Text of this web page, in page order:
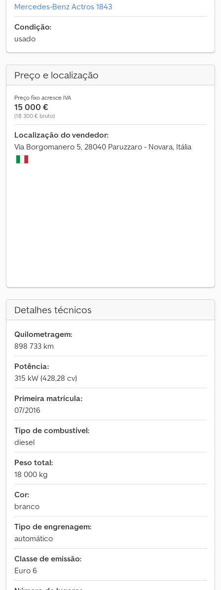
Mercedes-Benz Actros 1843
Condição:
usado
Preço e localização
Preço fixo acresce IVA
15 000 €
(18 300 € bruto)
Localização do vendedor:
Via Borgomanero 5, 28040 Paruzzaro - Novara, Itália
Detalhes técnicos
Quilometragem:
898 733 km
Potência:
315 kW (428,28 cv)
Primeira matrícula:
07/2016
Tipo de combustível:
diesel
Peso total:
18 000 kg
Cor:
branco
Tipo de engrenagem:
automático
Classe de emissão:
Euro 6